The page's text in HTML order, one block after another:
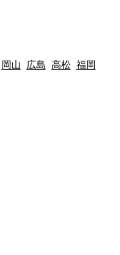
岡山 広島 高松 福岡